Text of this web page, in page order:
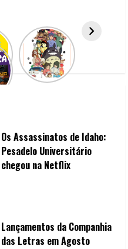
Os Assassinatos de Idaho:
Pesadelo Universitário
chegou na Netflix
Lançamentos da Companhia
das Letras em Agosto